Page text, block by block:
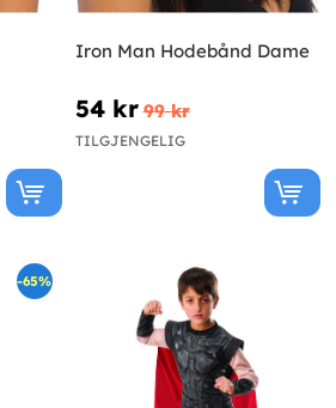
Iron Man Hodebånd Dame
54 kr 99 kr
TILGJENGELIG
-65%